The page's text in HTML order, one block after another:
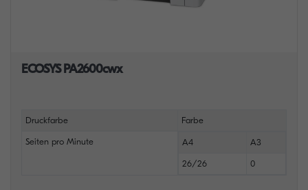
ECOSYS PA2600cwx
Druckfarbe Farbe
Seiten pro Minute A4 A3
26/26 0